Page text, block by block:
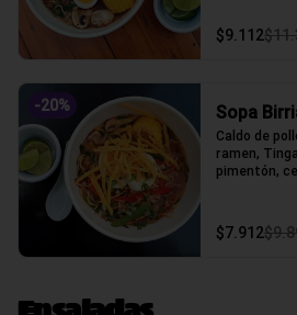
$9.112
-20% Sopa
Caldo de
ramen,
pimentón,
$7.912